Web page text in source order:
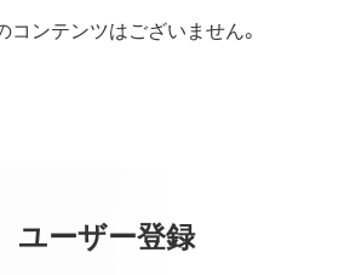
コンテンツはございません。
ユーザー登録